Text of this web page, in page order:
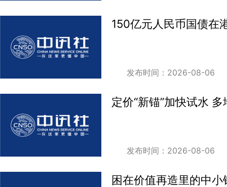
150亿元人民币国债在
发布时间：2026-08-06
定价“新锚”加快试水
发布时间：2026-08-06
困在价值再造里的中